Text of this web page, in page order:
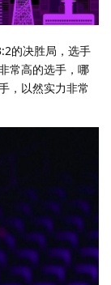
的决胜局，选手
常高的选手，哪
，以然实力非常